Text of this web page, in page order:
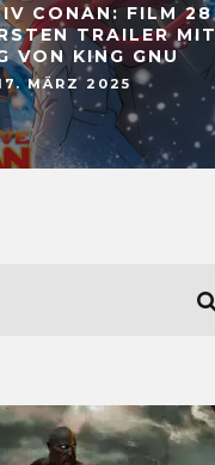
CONAN: FILM 28
TRAILER MIT
VON KING GNU
MÄRZ 2025